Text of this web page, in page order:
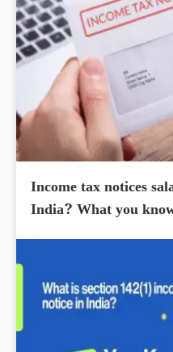
Income tax notices
India? What you